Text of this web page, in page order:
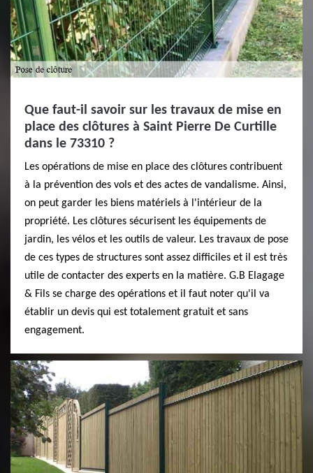
Que faut-il savoir sur les travaux de mise en
place des clôtures à Saint Pierre De Curtille
dans le 73310 ?
Les opérations de mise en place des clôtures contribuent
à la prévention des vols et des actes de vandalisme. Ainsi,
on peut garder les biens matériels à l'intérieur de la
propriété. Les clôtures sécurisent les équipements de
jardin, les vélos et les outils de valeur. Les travaux de pose
de ces types de structures sont assez difficiles et il est très
utile de contacter des experts en la matière. G.B Elagage
& Fils se charge des opérations et il faut noter qu'il va
établir un devis qui est totalement gratuit et sans
engagement.